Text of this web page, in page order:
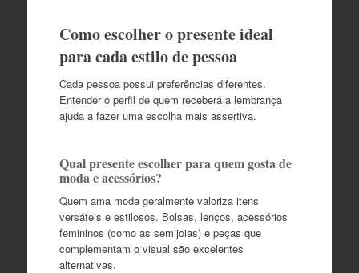
Como escolher o presente ideal
para cada estilo de pessoa
Cada pessoa possui preferências diferentes.
Entender o perfil de quem receberá a lembrança
ajuda a fazer uma escolha mais assertiva.
Qual presente escolher para quem gosta de
moda e acessórios?
Quem ama moda geralmente valoriza itens
versáteis e estilosos. Bolsas, lenços, acessórios
femininos (como as semijoias) e peças que
complementam o visual são excelentes
alternativas.